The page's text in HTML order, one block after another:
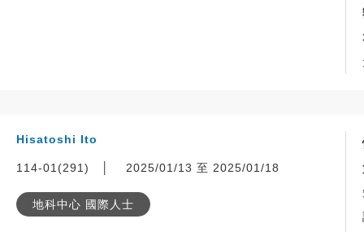
Hisatoshi Ito
114-01(291) 2025/01/13 至 2025/01/18
地科中心 國際人士